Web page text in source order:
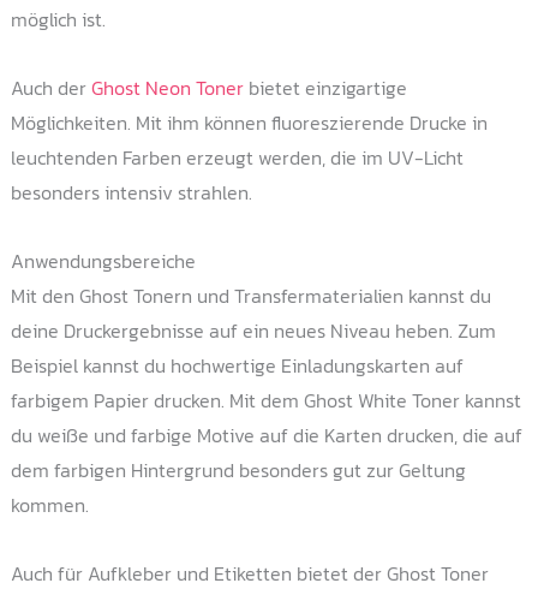
möglich ist.
Auch derGhost Neon Tonerbietet einzigartige
Möglichkeiten. Mit ihm können fluoreszierende Drucke in
leuchtenden Farben erzeugt werden, die im UV-Licht
besonders intensiv strahlen.
Anwendungsbereiche
Mit den Ghost Tonern und Transfermaterialien kannst du
deine Druckergebnisse auf ein neues Niveau heben. Zum
Beispiel kannst du hochwertige Einladungskarten auf
farbigem Papier drucken. Mit dem Ghost White Toner kannst
du weiße und farbige Motive auf die Karten drucken, die auf
dem farbigen Hintergrund besonders gut zur Geltung
kommen.
Auch für Aufkleber und Etiketten bietet der Ghost Toner